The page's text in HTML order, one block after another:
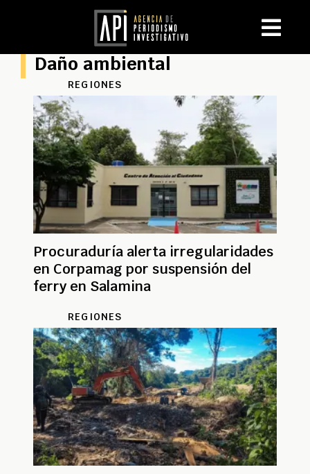
Daño ambiental
REGIONES
Procuraduría alerta irregularidades
en Corpamag por suspensión del
ferry en Salamina
REGIONES